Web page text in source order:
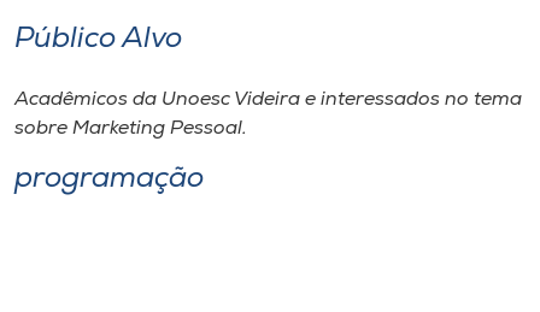
Biblioteca
Editora
Rádio
Público Alvo
Acadêmicos da Unoesc Videira e interessados no tema
sobre Marketing Pessoal.
programação